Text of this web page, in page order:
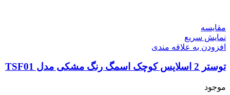
مقايسه
نمایش سریع
افزودن به علاقه مندی
توستر 2 اسلایس کوچک اسمگ رنگ مشکی مدل TSF01
موجود